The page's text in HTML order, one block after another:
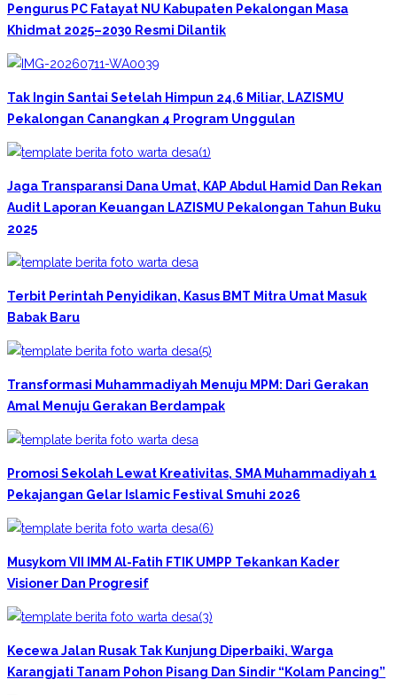
Pengurus PC Fatayat NU Kabupaten Pekalongan Masa
Khidmat 2025–2030 Resmi Dilantik
Tak Ingin Santai Setelah Himpun 24,6 Miliar, LAZISMU
Pekalongan Canangkan 4 Program Unggulan
Jaga Transparansi Dana Umat, KAP Abdul Hamid Dan Rekan
Audit Laporan Keuangan LAZISMU Pekalongan Tahun Buku
2025
Terbit Perintah Penyidikan, Kasus BMT Mitra Umat Masuk
Babak Baru
Transformasi Muhammadiyah Menuju MPM: Dari Gerakan
Amal Menuju Gerakan Berdampak
Promosi Sekolah Lewat Kreativitas, SMA Muhammadiyah 1
Pekajangan Gelar Islamic Festival Smuhi 2026
Musykom VII IMM Al-Fatih FTIK UMPP Tekankan Kader
Visioner Dan Progresif
Kecewa Jalan Rusak Tak Kunjung Diperbaiki, Warga
Karangjati Tanam Pohon Pisang Dan Sindir “Kolam Pancing”